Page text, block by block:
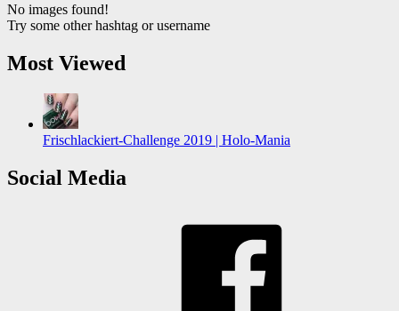
No images found!
Try some other hashtag or username
Most Viewed
Frischlackiert-Challenge 2019 | Holo-Mania
Social Media